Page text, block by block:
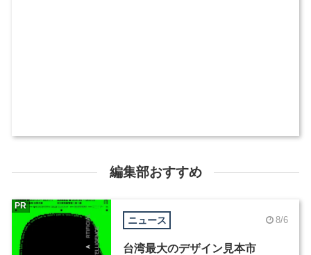
編集部おすすめ
ニュース 8/6
台湾最大のデザイン見本市
PR